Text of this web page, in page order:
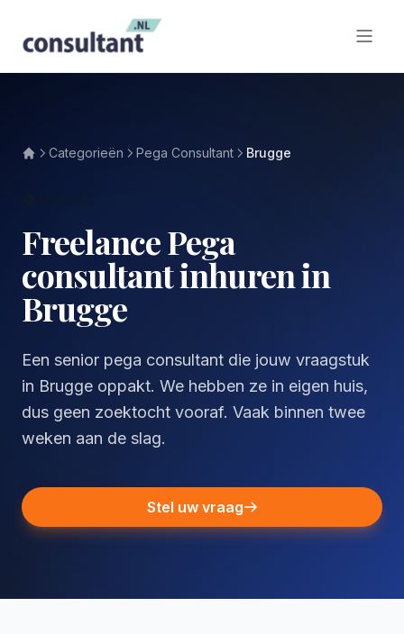
Categorieën Pega Consultant Brugge
Freelance Pega
consultant inhuren in
Brugge
Een senior pega consultant die jouw vraagstuk
in Brugge oppakt. We hebben ze in eigen huis,
dus geen zoektocht vooraf. Vaak binnen twee
weken aan de slag.
Stel uw vraag